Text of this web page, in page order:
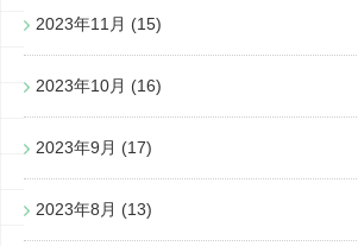
2023年11月 (15)
2023年10月 (16)
2023年9月 (17)
2023年8月 (13)